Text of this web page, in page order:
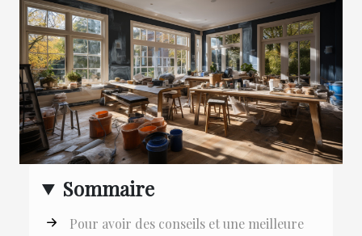
Sommaire
Pour avoir des conseils et une meilleure